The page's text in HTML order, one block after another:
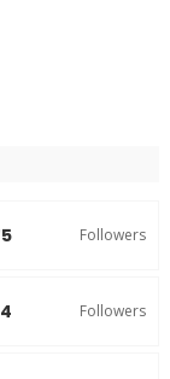
Followers
Followers